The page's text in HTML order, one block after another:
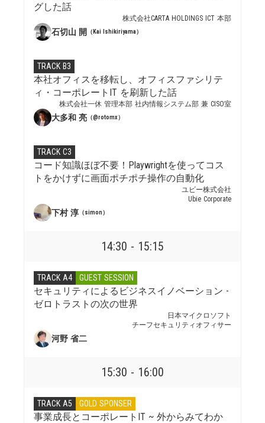
グした話
株式会社CARTA HOLDINGS ICT 本部
石切山 開 （Kai Ishikiriyama）
TRACK B3
本社オフィスを移転し、オフィスファシリテ
ィ・コーポレートIT を刷新した話
株式会社一休 管理本部 社内情報システム部 兼 CISO室
大多和 亮 （@rotomx）
TRACK C3
コード知識ほぼ不要！Playwrightを使ってコス
トをかけずに画面ポチポチ操作の自動化
ユビー株式会社
Ubie Corporate
下村 淳 （simon）
14:30 - 15:15
TRACK A4 GUEST SESSION
セキュリティによるビジネスイノベーション -
ゼロトラストの次の世界
日本マイクロソフト
チーフセキュリティオフィサー
河野 省二
15:30 - 16:00
TRACK A5 GOLD SPONSER
事業成長とコーポレートIT ~ 外からみてわか